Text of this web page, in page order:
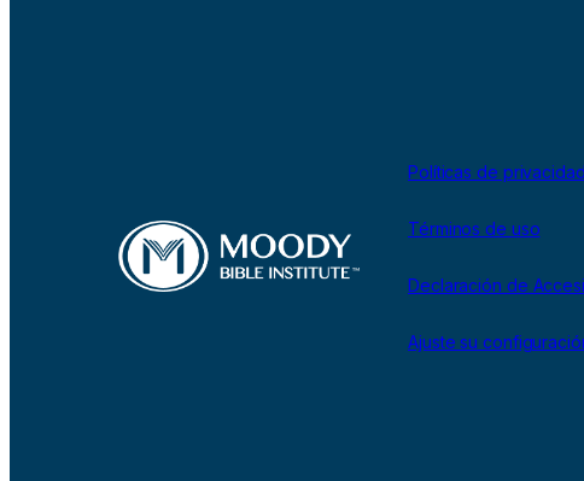
Políticas de privacidad
Términos de uso
Declaración de
Ajuste su